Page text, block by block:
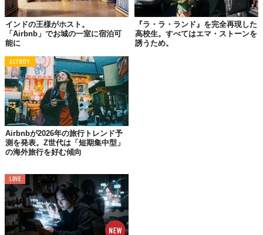
の邸宅。そして、ピンクを基調としたインテリアであふれる鮮や
かな空間！
インドの王様がホスト。
「Airbnb」でお城の一室に宿泊可
能に
『ラ・ラ・ランド』を完全再現した
高校生。すべてはエマ・ストーンを
誘うため。
ACTIVITY
Airbnbが2026年の旅行トレンド予
測を発表。Z世代は「短期集中型」
の海外旅行を好む傾向
LOVE